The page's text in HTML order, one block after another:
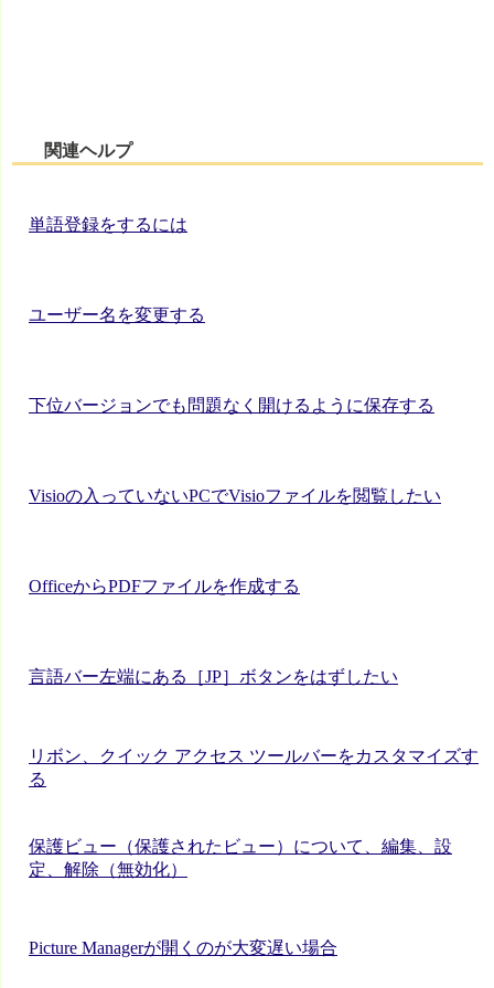
関連ヘルプ
単語登録をするには
ユーザー名を変更する
下位バージョンでも問題なく開けるように保存する
Visioの入っていないPCでVisioファイルを閲覧したい
OfficeからPDFファイルを作成する
言語バー左端にある［JP］ボタンをはずしたい
リボン、クイック アクセス ツールバーをカスタマイズす
る
保護ビュー（保護されたビュー）について、編集、設
定、解除（無効化）
Picture Managerが開くのが大変遅い場合